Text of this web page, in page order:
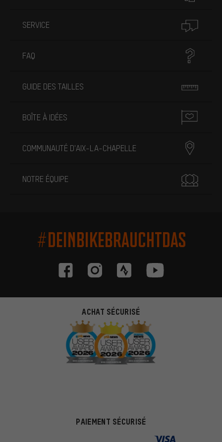
SERVICE
FAQ
GUIDE DES TAILLES
BOÎTE À IDÉES
COMMUNAUTÉ D'AIX-LA-CHAPELLE
NOTRE ÉQUIPE
#DEINBIKEBRAUCHTDAS
ACHAT SÉCURISÉ
PAIEMENT SÉCURISÉ